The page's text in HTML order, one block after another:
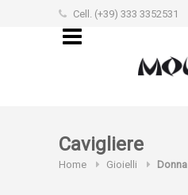
Cell. (+39) 333 3352531
Cavigliere
Home Gioielli Donna